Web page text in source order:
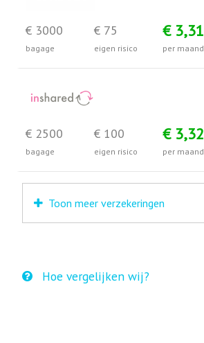
€ 3000
bagage
€ 75
eigen risico
€ 3,31
per maand
€ 2500
bagage
€ 100
eigen risico
€ 3,32
per maand
Toon meer verzekeringen
Hoe vergelijken wij?